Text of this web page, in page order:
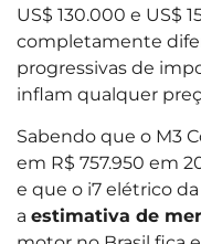
US$ 130.000 e US$
completamente
progressivas de
inflam qualquer
Sabendo que o M3
em R$ 757.950 em
e que o i7 elétrico da
a estimativa de